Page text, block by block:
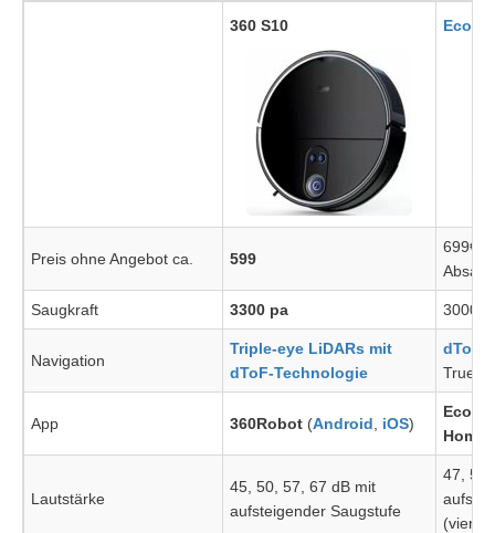
360 S10
Preis ohne Angebot ca. 599
699€
Saugkraft 3300 pa 3000
Navigation
Triple-eye LiDARs mit
dToF-Technologie
dToF-
App 360Robot (Android iOS)
Home
Lautstärke
45, 50, 57, 67 dB mit
aufsteigender Saugstufe
47,
(vier